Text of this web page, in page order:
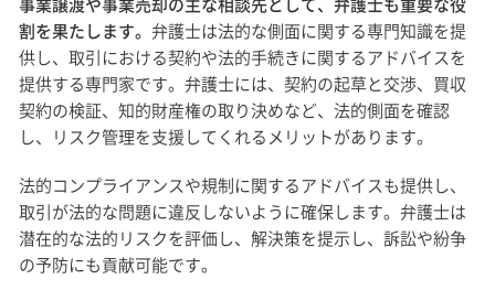
割を果たします。弁護士は法的な側面に関する専門知識を提
供し、取引における契約や法的手続きに関するアドバイスを
提供する専門家です。弁護士には、契約の起草と交渉、買収
契約の検証、知的財産権の取り決めなど、法的側面を確認
し、リスク管理を支援してくれるメリットがあります。
法的コンプライアンスや規制に関するアドバイスも提供し、
取引が法的な問題に違反しないように確保します。弁護士は
潜在的な法的リスクを評価し、解決策を提示し、訴訟や紛争
の予防にも貢献可能です。